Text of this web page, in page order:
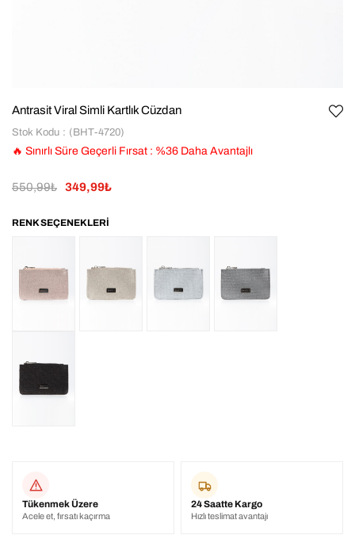
Antrasit Viral Simli Kartlık Cüzdan
Stok Kodu (BHT-4720)
🔥 Sınırlı Süre Geçerli Fırsat : %36 Daha Avantajlı
550,99₺ 349,99₺
Tükenmek Üzere
Acele et, fırsatı kaçırma
24 Saatte Kargo
Hızlı teslimat avantajı